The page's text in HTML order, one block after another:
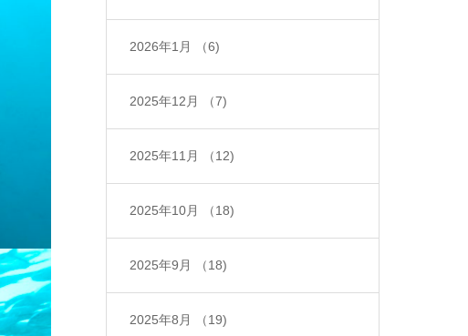
2026年1月 （6)
2025年12月 （7)
2025年11月 （12)
2025年10月 （18)
2025年9月 （18)
2025年8月 （19)